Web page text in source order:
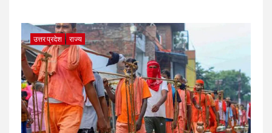
उत्तर प्रदेश राज्य